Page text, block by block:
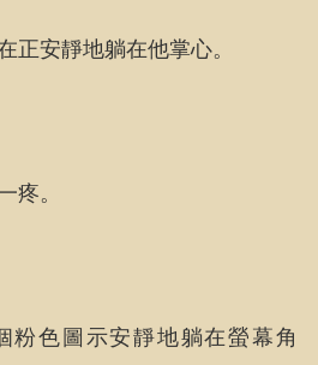
正安靜地躺在他掌心。
疼。
粉色圖示安靜地躺在螢幕角